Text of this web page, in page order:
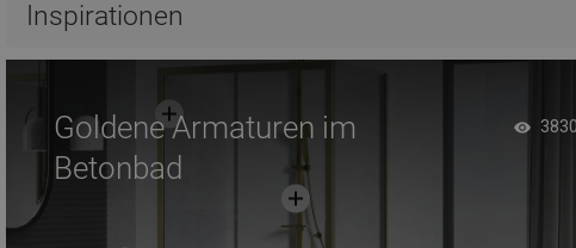
Inspirationen
Goldene Armaturen im
Betonbad